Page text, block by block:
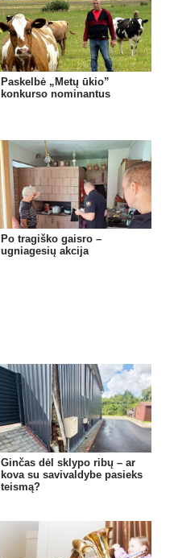
Paskelbė „Metų ūkio”
konkurso nominantus
Po tragiško gaisro –
ugniagesių akcija
Ginčas dėl sklypo ribų – ar
kova su savivaldybe pasieks
teismą?